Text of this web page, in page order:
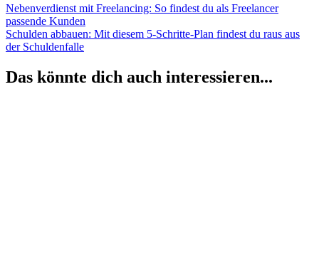
Beitragsnavigation
Vorheriger
Beitrag:
Nebenverdienst mit Freelancing: So findest du als Freelancer
passende Kunden
Nächster
Beitrag:
Schulden abbauen: Mit diesem 5-Schritte-Plan findest du raus aus
der Schuldenfalle
Das könnte dich auch interessieren...